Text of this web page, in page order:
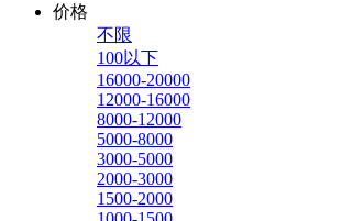
价格
不限
100以下
16000-20000
12000-16000
8000-12000
5000-8000
3000-5000
2000-3000
1500-2000